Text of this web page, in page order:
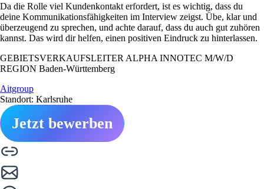
Da die Rolle viel Kundenkontakt erfordert, ist es wichtig, dass du
deine Kommunikationsfähigkeiten im Interview zeigst. Übe, klar und
überzeugend zu sprechen, und achte darauf, dass du auch gut zuhören
kannst. Das wird dir helfen, einen positiven Eindruck zu hinterlassen.
GEBIETSVERKAUFSLEITER ALPHA INNOTEC M/W/D
REGION Baden-Württemberg
Aitgroup
Standort: Karlsruhe
Jetzt bewerben